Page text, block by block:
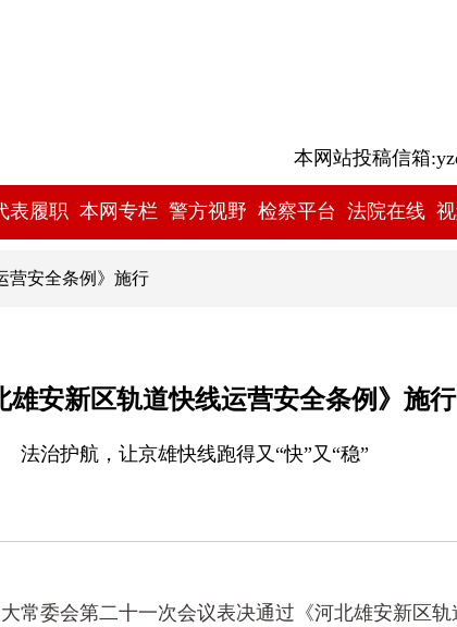
本网站投稿信箱
表履职 本网专栏 警方视野 检察平台 法院在线
营安全条例》施行
雄安新区轨道快线运营安全条例》施行
法治护航，让京雄快线跑得又“快”又“稳”
常委会第二十一次会议表决通过《河北雄安新区轨